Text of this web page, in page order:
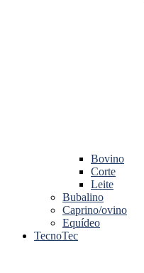
Bovino
Corte
Leite
Bubalino
Caprino/ovino
Equídeo
TecnoTec